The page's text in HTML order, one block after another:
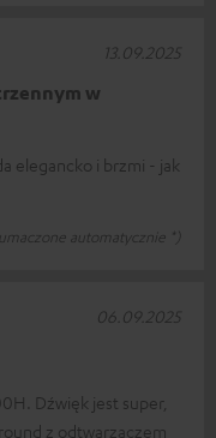
w
elegancko i brzmi - jak
automatycznie *)
13.09.2025
Dźwięk jest super,
z odtwarzaczem
06.09.2025